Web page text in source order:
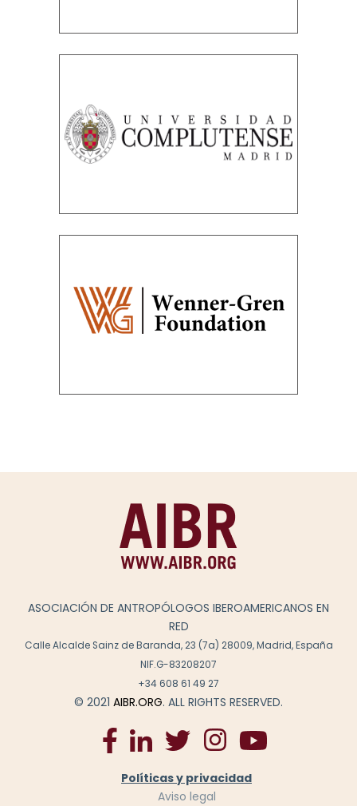
ASOCIACIÓN DE ANTROPÓLOGOS IBEROAMERICANOS EN
RED
Calle Alcalde Sainz de Baranda, 23 (7a) 28009, Madrid, España
NIF.G-83208207
+34 608 61 49 27
© 2021 AIBR.ORG. ALL RIGHTS RESERVED.
Políticas y privacidad
Aviso legal